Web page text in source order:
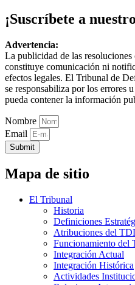
¡Suscríbete a
Advertencia:
La publicidad de las resoluciones
constituye comunicación ni
efectos legales. El Tribunal de
se responsabiliza por los errores
pueda contener la información
Nombre
Email
Submit
Mapa de sitio
El Tribunal
Historia
Definiciones
Atribuciones del
Funcionamiento del
Integración Actual
Integración Histórica
Actividades